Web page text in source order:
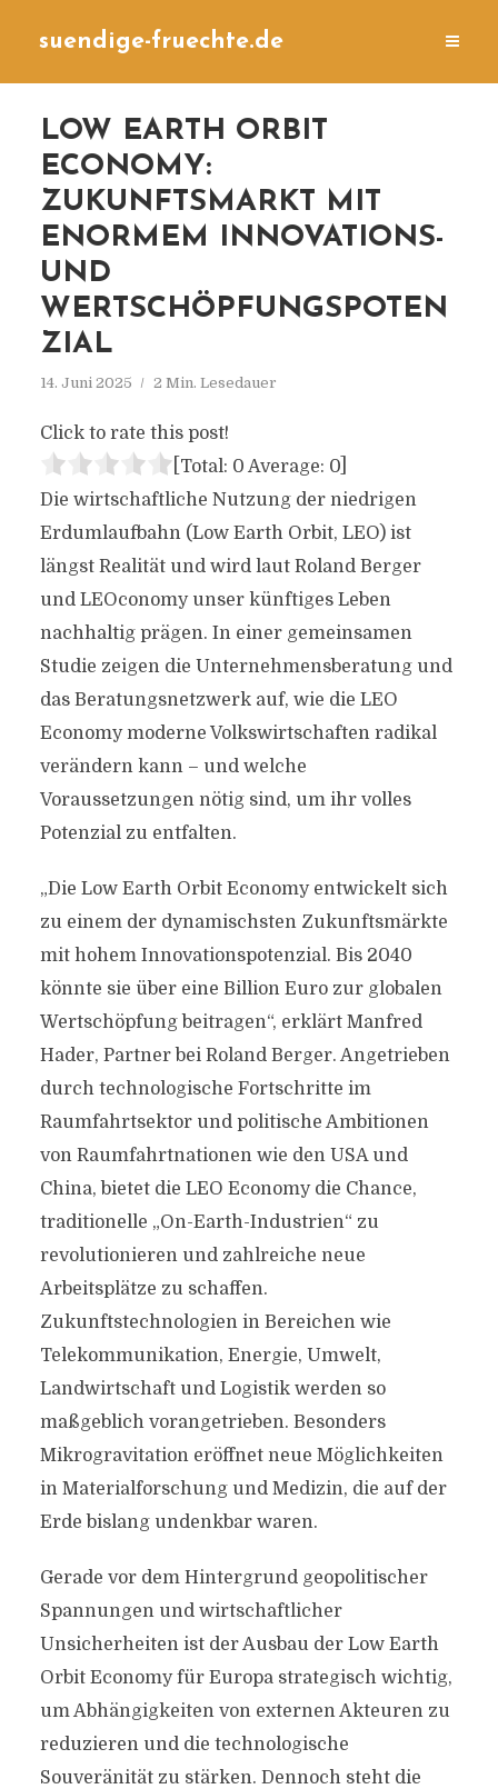
suendige-fruechte.de
LOW EARTH ORBIT
ECONOMY:
ZUKUNFTSMARKT MIT
ENORMEM INNOVATIONS-
UND
WERTSCHÖPFUNGSPOTEN
ZIAL
14. Juni 2025 2 Min. Lesedauer
Click to rate this post!
[Total: 0 Average: 0]
Die wirtschaftliche Nutzung der niedrigen
Erdumlaufbahn (Low Earth Orbit, LEO) ist
längst Realität und wird laut Roland Berger
und LEOconomy unser künftiges Leben
nachhaltig prägen. In einer gemeinsamen
Studie zeigen die Unternehmensberatung und
das Beratungsnetzwerk auf, wie die LEO
Economy moderne Volkswirtschaften radikal
verändern kann – und welche
Voraussetzungen nötig sind, um ihr volles
Potenzial zu entfalten.
„Die Low Earth Orbit Economy entwickelt sich
zu einem der dynamischsten Zukunftsmärkte
mit hohem Innovationspotenzial. Bis 2040
könnte sie über eine Billion Euro zur globalen
Wertschöpfung beitragen“, erklärt Manfred
Hader, Partner bei Roland Berger. Angetrieben
durch technologische Fortschritte im
Raumfahrtsektor und politische Ambitionen
von Raumfahrtnationen wie den USA und
China, bietet die LEO Economy die Chance,
traditionelle „On-Earth-Industrien“ zu
revolutionieren und zahlreiche neue
Arbeitsplätze zu schaffen.
Zukunftstechnologien in Bereichen wie
Telekommunikation, Energie, Umwelt,
Landwirtschaft und Logistik werden so
maßgeblich vorangetrieben. Besonders
Mikrogravitation eröffnet neue Möglichkeiten
in Materialforschung und Medizin, die auf der
Erde bislang undenkbar waren.
Gerade vor dem Hintergrund geopolitischer
Spannungen und wirtschaftlicher
Unsicherheiten ist der Ausbau der Low Earth
Orbit Economy für Europa strategisch wichtig,
um Abhängigkeiten von externen Akteuren zu
reduzieren und die technologische
Souveränität zu stärken. Dennoch steht die